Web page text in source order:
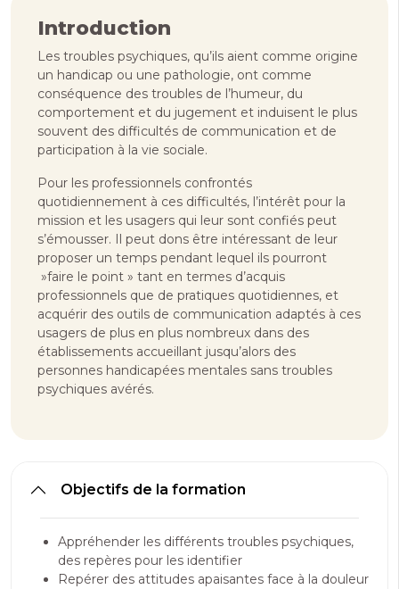
Introduction
Les troubles psychiques, qu’ils aient comme origine
un handicap ou une pathologie, ont comme
conséquence des troubles de l’humeur, du
comportement et du jugement et induisent le plus
souvent des difficultés de commu­nication et de
participation à la vie sociale.
Pour les professionnels confrontés
quotidiennement à ces difficultés, l’intérêt pour la
mission et les usagers qui leur sont confiés peut
s’émousser. Il peut dons être intéressant de leur
proposer un temps pendant lequel ils pourront
»faire le point » tant en termes d’acquis
professionnels que de pratiques quotidiennes, et
acquérir des outils de communication adaptés à ces
usagers de plus en plus nombreux dans des
établissements accueillant jusqu’alors des
personnes handicapées mentales sans troubles
psychiques avérés.
Objectifs de la formation
Appréhender les différents troubles psychiques,
des repères pour les identifier
Repérer des attitudes apaisantes face à la douleur